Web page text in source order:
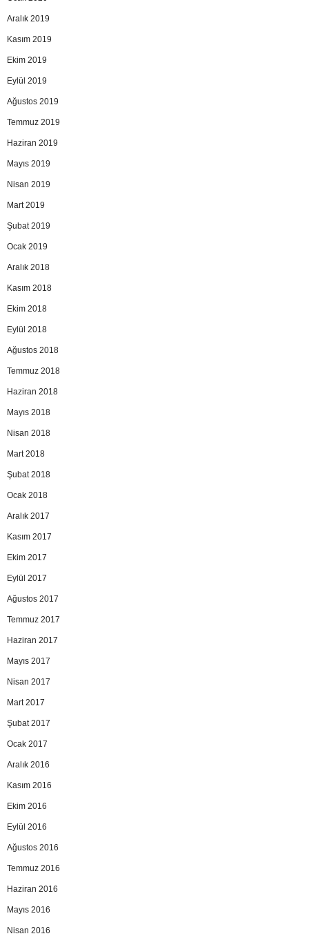
Aralık 2019
Kasım 2019
Ekim 2019
Eylül 2019
Ağustos 2019
Temmuz 2019
Haziran 2019
Mayıs 2019
Nisan 2019
Mart 2019
Şubat 2019
Ocak 2019
Aralık 2018
Kasım 2018
Ekim 2018
Eylül 2018
Ağustos 2018
Temmuz 2018
Haziran 2018
Mayıs 2018
Nisan 2018
Mart 2018
Şubat 2018
Ocak 2018
Aralık 2017
Kasım 2017
Ekim 2017
Eylül 2017
Ağustos 2017
Temmuz 2017
Haziran 2017
Mayıs 2017
Nisan 2017
Mart 2017
Şubat 2017
Ocak 2017
Aralık 2016
Kasım 2016
Ekim 2016
Eylül 2016
Ağustos 2016
Temmuz 2016
Haziran 2016
Mayıs 2016
Nisan 2016